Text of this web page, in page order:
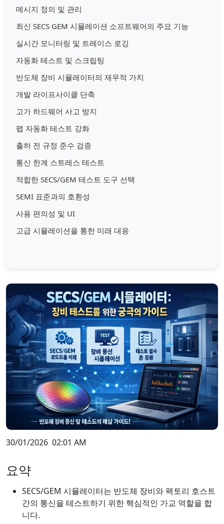
메시지 정의 및 관리
최신 SECS GEM 시뮬레이션 소프트웨어의 주요 기능
실시간 모니터링 및 트레이스 로깅
자동화 테스트 및 스크립팅
반도체 장비 시뮬레이터의 재무적 가치
개발 라이프사이클 단축
고가 하드웨어 사고 방지
팹 자동화 테스트 강화
출하 전 규정 준수 검증
통신 한계 스트레스 테스트
적합한 SECS/GEM 테스트 도구 선택
SEMI 표준과의 호환성
사용 편의성 및 UI
고급 시뮬레이션을 통한 미래 대응
30/01/2026 02:01 AM
요약
SECS/GEM 시뮬레이터는 반도체 장비와 팩토리 호스트
간의 통신을 테스트하기 위한 핵심적인 가교 역할을 합
니다.